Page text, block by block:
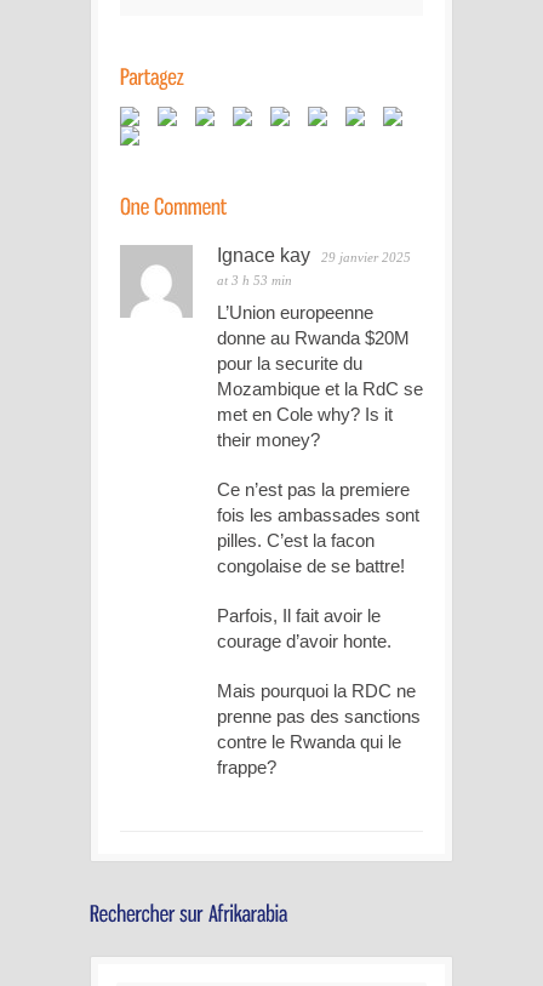
Ignace kay
29 janvier 2025
at 3 h 53 min
L’Union europeenne
donne au Rwanda $20M
pour la securite du
Mozambique et la RdC se
met en Cole why? Is it
their money?
Ce n’est pas la premiere
fois les ambassades sont
pilles. C’est la facon
congolaise de se battre!
Parfois, Il fait avoir le
courage d’avoir honte.
Mais pourquoi la RDC ne
prenne pas des sanctions
contre le Rwanda qui le
frappe?